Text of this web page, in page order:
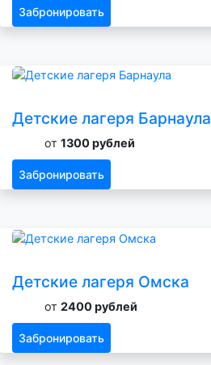
Забронировать
Детские лагеря Барнаула
от 1300 рублей
Забронировать
Детские лагеря Омска
от 2400 рублей
Забронировать